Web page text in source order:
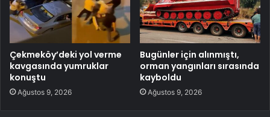
Çekmeköy’deki yol verme
kavgasında yumruklar
konuştu
Ağustos 9, 2026
Bugünler için alınmıştı,
orman yangınları sırasında
kayboldu
Ağustos 9, 2026